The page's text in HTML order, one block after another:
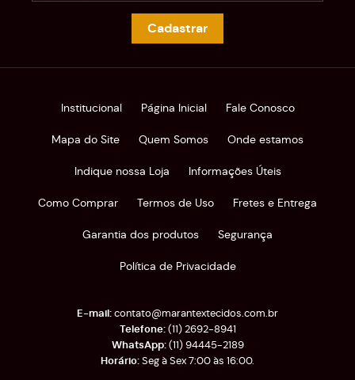
Cadastrar
Institucional Página Inicial Fale Conosco
Mapa do Site Quem Somos Onde estamos
Indique nossa Loja Informações Úteis
Como Comprar Termos de Uso Fretes e Entrega
Garantia dos produtos Segurança
Política de Privacidade
(11)2692-8941
(11)94445-2189
Seg à Sex 7:00 às 16:00.
contato@marantextecidos.com.br